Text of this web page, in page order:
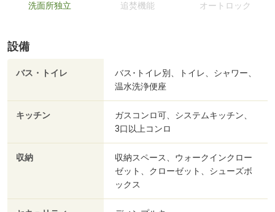
洗面所独立 追焚機能 オートロック
設備
バス・トイレ
バス･トイレ別、トイレ、シャワー、
温水洗浄便座
キッチン
ガスコンロ可、システムキッチン、
3口以上コンロ
収納
収納スペース、ウォークインクロー
ゼット、クローゼット、シューズボ
ックス